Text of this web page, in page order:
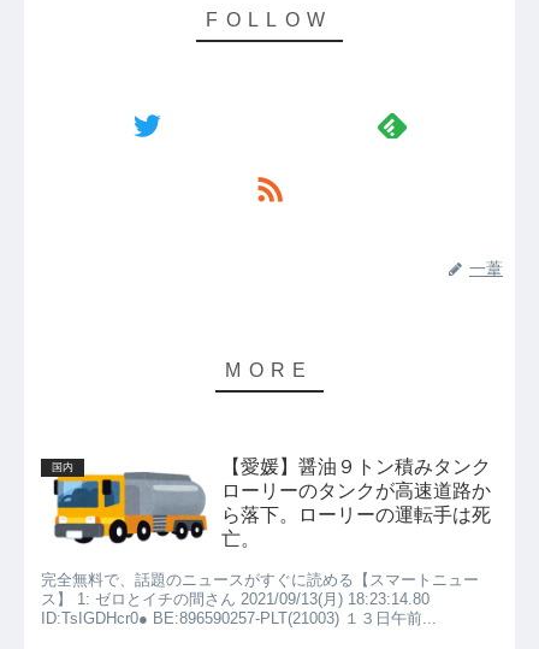
一葦
国内
【愛媛】醤油９トン積みタンク
ローリーのタンクが高速道路か
ら落下。ローリーの運転手は死
亡。
完全無料で、話題のニュースがすぐに読める【スマートニュー
ス】 1: ゼロとイチの間さん 2021/09/13(月) 18:23:14.80
ID:TsIGDHcr0● BE:896590257-PLT(21003) １３日午前...